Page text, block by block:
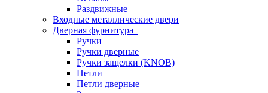
Раздвижные
Входные металлические двери
Дверная фурнитура
Ручки
Ручки дверные
Ручки защелки (KNOB)
Петли
Петли дверные